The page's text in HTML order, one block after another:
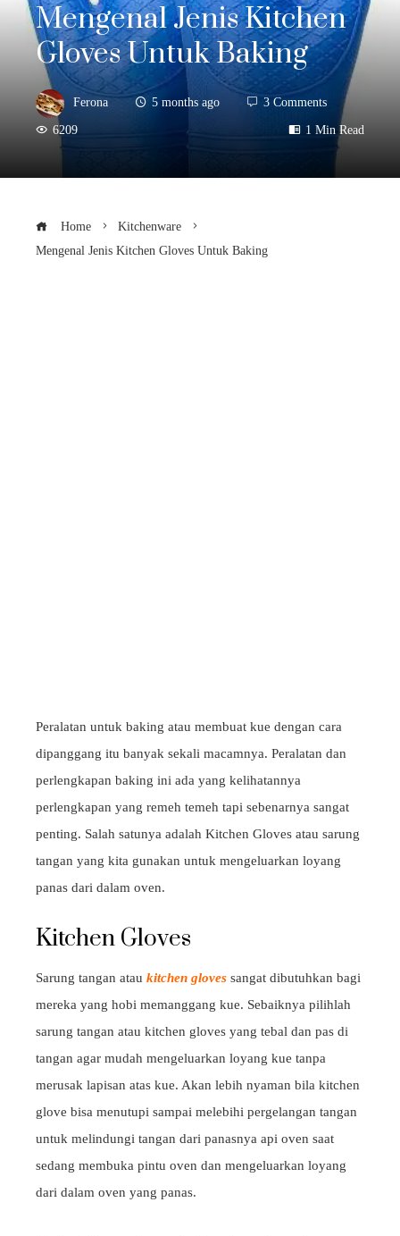
Mengenal Jenis Kitchen
Gloves Untuk Baking
Ferona 5 months ago 3 Comments
6209 1 Min Read
Home
Kitchenware
Mengenal Jenis Kitchen Gloves Untuk Baking
Peralatan untuk baking atau membuat kue dengan cara
dipanggang itu banyak sekali macamnya. Peralatan dan
perlengkapan baking ini ada yang kelihatannya
perlengkapan yang remeh temeh tapi sebenarnya sangat
penting. Salah satunya adalah Kitchen Gloves atau sarung
tangan yang kita gunakan untuk mengeluarkan loyang
panas dari dalam oven.
Kitchen Gloves
Sarung tangan atau kitchen gloves sangat dibutuhkan bagi
mereka yang hobi memanggang kue. Sebaiknya pilihlah
sarung tangan atau kitchen gloves yang tebal dan pas di
tangan agar mudah mengeluarkan loyang kue tanpa
merusak lapisan atas kue. Akan lebih nyaman bila kitchen
glove bisa menutupi sampai melebihi pergelangan tangan
untuk melindungi tangan dari panasnya api oven saat
sedang membuka pintu oven dan mengeluarkan loyang
dari dalam oven yang panas.